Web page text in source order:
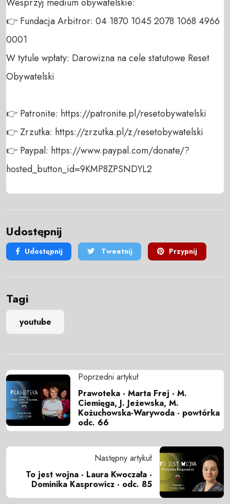
👉 Fundacja Arbitror: 04 1870 1045 2078 1068 4966
0001
W tytule wpłaty: Darowizna na cele statutowe Reset
Obywatelski
👉 Patronite: https://patronite.pl/resetobywatelski
👉 Zrzutka: https://zrzutka.pl/z/resetobywatelski
👉 Paypal: https://www.paypal.com/donate/?
hosted_button_id=9KMP8ZPSNDYL2
Udostępnij
Udostępnij Tweetnij Przypnij
Tagi
youtube
Poprzedni artykuł
Prawoteka - Marta Frej - M.
Ciemięga, J. Jeżewska, M.
Kożuchowska-Warywoda - powtórka
odc. 66
Następny artykuł
To jest wojna - Laura Kwoczała -
Dominika Kasprowicz - odc. 85